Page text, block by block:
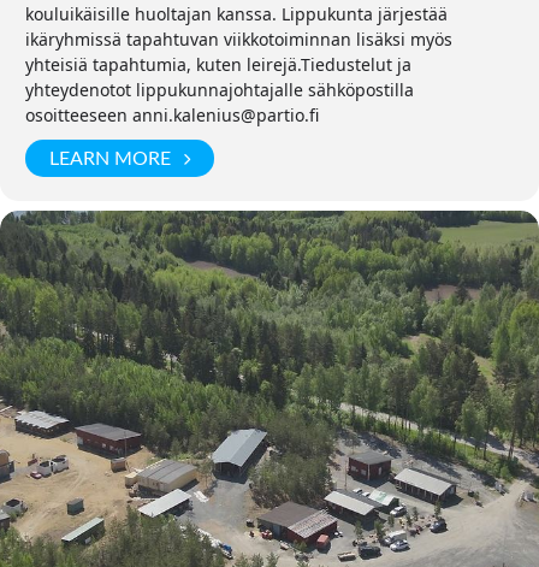
kouluikäisille huoltajan kanssa. Lippukunta järjestää
ikäryhmissä tapahtuvan viikkotoiminnan lisäksi myös
yhteisiä tapahtumia, kuten leirejä.Tiedustelut ja
yhteydenotot lippukunnajohtajalle sähköpostilla
osoitteeseen anni.kalenius@partio.fi
LEARN MORE